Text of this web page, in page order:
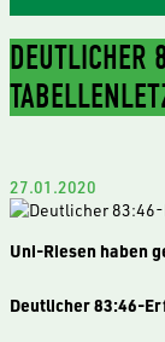
DEUTLICHER
27.01.2020
Uni-Riesen haben
Deutlicher 83:46-